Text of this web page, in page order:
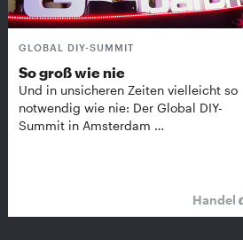
GLOBAL DIY-SUMMIT
So groß wie nie
Und in unsicheren Zeiten vielleicht so
notwendig wie nie: Der Global DIY-
Summit in Amsterdam …
Handel